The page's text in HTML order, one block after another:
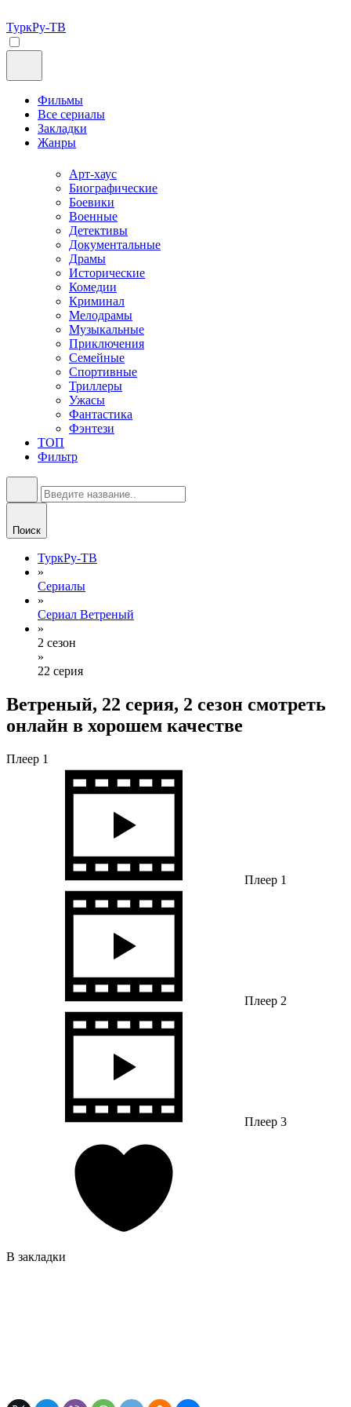
ТуркРу-ТВ
Фильмы
Все сериалы
Закладки
Жанры
Арт-хаус
Биографические
Боевики
Военные
Детективы
Документальные
Драмы
Исторические
Комедии
Криминал
Мелодрамы
Музыкальные
Приключения
Семейные
Спортивные
Триллеры
Ужасы
Фантастика
Фэнтези
ТОП
Фильтр
Поиск
ТуркРу-ТВ
»
Сериалы
»
Сериал Ветреный
»
2 сезон
»
22 серия
Ветреный, 22 серия, 2 сезон смотреть
онлайн в хорошем качестве
Плеер 1
Плеер 1
Плеер 2
Плеер 3
В закладки